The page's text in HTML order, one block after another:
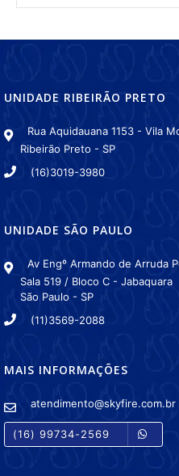
UNIDADE RIBEIRÃO PRETO
Rua Aquidauana 1153 - Vila
Ribeirão Preto - SP
(16)3019-3980
UNIDADE SÃO PAULO
Av Engº Armando de Arruda
Sala 519 / Bloco C - Jabaquara
São Paulo - SP
(11)3569-2088
MAIS INFORMAÇÕES
atendimento@skyfire.com.br
(16) 99734-2569